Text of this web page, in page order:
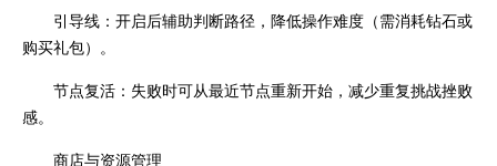
引导线：开启后辅助判断路径，降低操作难度（需消耗钻石或
购买礼包）。
节点复活：失败时可从最近节点重新开始，减少重复挑战挫败
感。
商店与资源管理